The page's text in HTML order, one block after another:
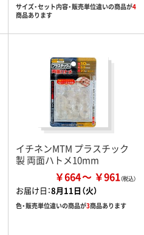
サイズ・セット内容・販売単位違いの商品が4
商品あります
イチネンMTM プラスチック
製 両面ハトメ10mm
￥664 ￥961
お届け日：8月11日（火）
色・販売単位違いの商品が3商品あります